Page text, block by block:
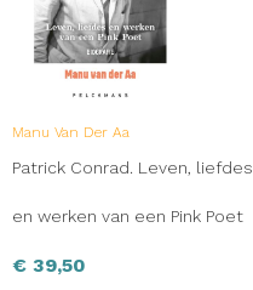
Manu Van Der Aa
Patrick Conrad. Leven, liefdes
en werken van een Pink Poet
€ 39,50